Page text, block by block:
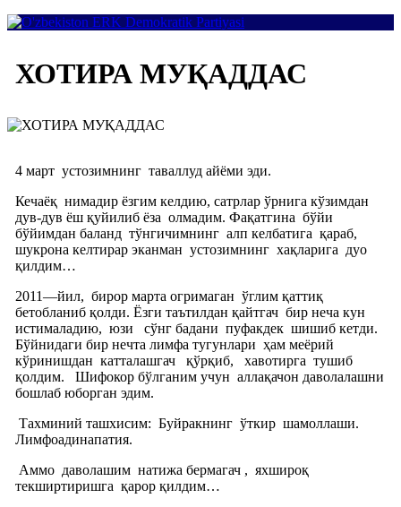
ХОТИРА МУҚАДДАС
4 март устозимнинг таваллуд айёми эди.
Кечаёқ нимадир ёзгим келдию, сатрлар ўрнига кўзимдан
дув-дув ёш қуйилиб ёза олмадим. Фақатгина бўйи
бўйимдан баланд тўнгичимнинг алп келбатига қараб,
шукрона келтирар эканман устозимнинг хақларига дуо
қилдим…
2011—йил, бирор марта огримаган ўглим қаттиқ
бетобланиб қолди. Ёзги таътилдан қайтгач бир неча кун
истималадию, юзи сўнг бадани пуфакдек шишиб кетди.
Бўйнидаги бир нечта лимфа тугунлари ҳам меёрий
кўринишдан катталашгач қўрқиб, хавотирга тушиб
қолдим.
Шифокор бўлганим учун аллақачон даволалашни
бошлаб юборган эдим.
Тахминий ташхисим: Буйракнинг ўткир шамоллаши.
Лимфоадинапатия.
Аммо даволашим натижа бермагач , яхшироқ
текширтиришга қарор қилдим…